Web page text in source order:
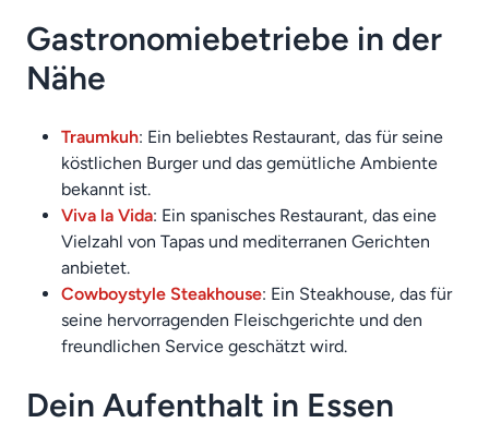
Gastronomiebetriebe in der
Nähe
Traumkuh: Ein beliebtes Restaurant, das für seine
köstlichen Burger und das gemütliche Ambiente
bekannt ist.
Viva la Vida: Ein spanisches Restaurant, das eine
Vielzahl von Tapas und mediterranen Gerichten
anbietet.
Cowboystyle Steakhouse: Ein Steakhouse, das für
seine hervorragenden Fleischgerichte und den
freundlichen Service geschätzt wird.
Dein Aufenthalt in Essen